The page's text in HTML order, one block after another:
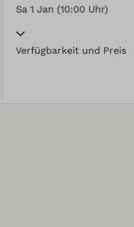
Sa 1 Jan (10:00 Uhr)
Verfügbarkeit und Preis